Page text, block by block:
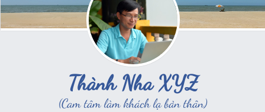
Thành Nha XYZ
(Cam tâm làm khách lạ bản thân)